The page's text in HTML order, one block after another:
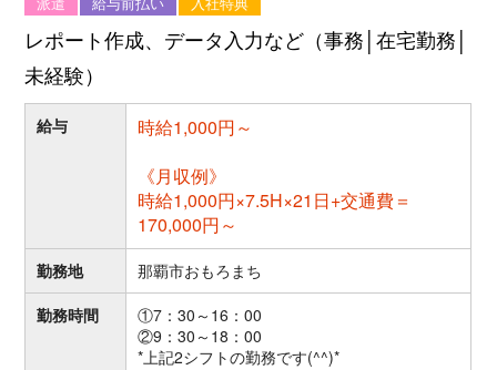
レポート作成、データ入力など（事務│在宅勤務│
未経験）
給与
時給1,000円～
《月収例》
時給1,000円×7.5H×21日+交通費＝
170,000円～
勤務地
那覇市おもろまち
勤務時間
①7：30～16：00
②9：30～18：00
*上記2シフトの勤務です(^^)*